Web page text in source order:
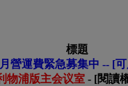
標題
營運費緊急募集中 -- [
物浦版主会议室 - [閱讀